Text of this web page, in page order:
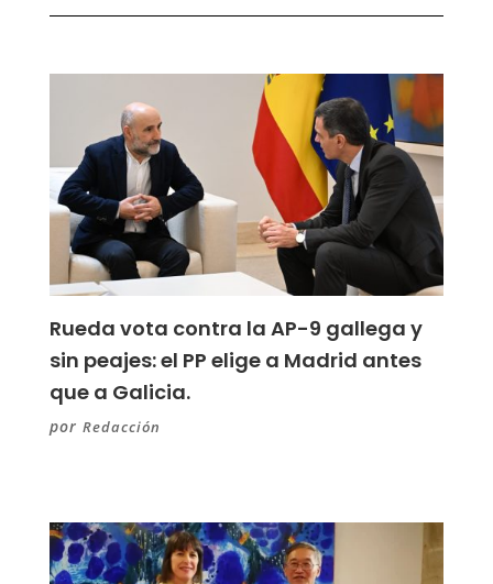
Rueda vota contra la AP-9 gallega y
sin peajes: el PP elige a Madrid antes
que a Galicia.
por Redacción